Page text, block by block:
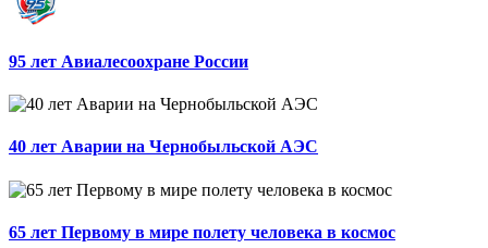
95 лет Авиалесоохране России
40 лет Аварии на Чернобыльской АЭС
65 лет Первому в мире полету человека в космос